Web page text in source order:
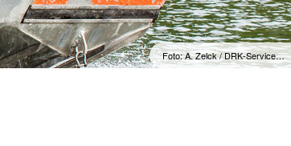
Foto: A. Zelck / DRK-Service…